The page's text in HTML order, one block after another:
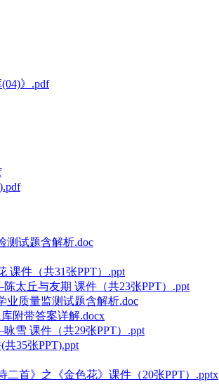
》.pdf
测试题含解析.doc
件（共31张PPT）.ppt
太丘与友期 课件（共23张PPT）.ppt
业质量监测试题含解析.doc
附带答案详解.docx
雪 课件（共29张PPT）.ppt
35张PPT).ppt
二首》之《金色花》课件（20张PPT）.pptx